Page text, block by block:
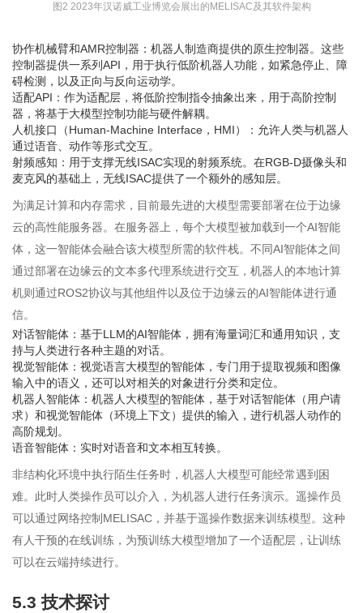
图2 2023年汉诺威工业博览会展出的MELISAC及其软件架构
协作机械臂和AMR控制器：机器人制造商提供的原生控制器。这些
控制器提供一系列API，用于执行低阶机器人功能，如紧急停止、障
碍检测，以及正向与反向运动学。
适配API：作为适配层，将低阶控制指令抽象出来，用于高阶控制
器，将基于大模型控制功能与硬件解耦。
人机接口（Human-Machine Interface，HMI）：允许人类与机器人
通过语音、动作等形式交互。
射频感知：用于支撑无线ISAC实现的射频系统。在RGB-D摄像头和
麦克风的基础上，无线ISAC提供了一个额外的感知层。
为满足计算和内存需求，目前最先进的大模型需要部署在位于边缘
云的高性能服务器。在服务器上，每个大模型被加载到一个AI智能
体，这一智能体会融合该大模型所需的软件栈。不同AI智能体之间
通过部署在边缘云的文本多代理系统进行交互，机器人的本地计算
机则通过ROS2协议与其他组件以及位于边缘云的AI智能体进行通
信。
对话智能体：基于LLM的AI智能体，拥有海量词汇和通用知识，支
持与人类进行各种主题的对话。
视觉智能体：视觉语言大模型的智能体，专门用于提取视频和图像
输入中的语义，还可以对相关的对象进行分类和定位。
机器人智能体：机器人大模型的智能体，基于对话智能体（用户请
求）和视觉智能体（环境上下文）提供的输入，进行机器人动作的
高阶规划。
语音智能体：实时对语音和文本相互转换。
非结构化环境中执行陌生任务时，机器人大模型可能经常遇到困
难。此时人类操作员可以介入，为机器人进行任务演示。遥操作员
可以通过网络控制MELISAC，并基于遥操作数据来训练模型。这种
有人干预的在线训练，为预训练大模型增加了一个适配层，让训练
可以在云端持续进行。
5.3 技术探讨